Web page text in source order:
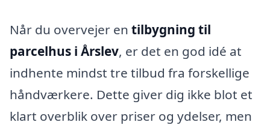
Når du overvejer en tilbygning til
parcelhus i Årslev, er det en god idé at
indhente mindst tre tilbud fra forskellige
håndværkere. Dette giver dig ikke blot et
klart overblik over priser og ydelser, men